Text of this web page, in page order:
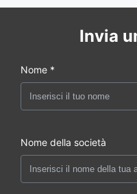
Invia
Nome *
Nome della società